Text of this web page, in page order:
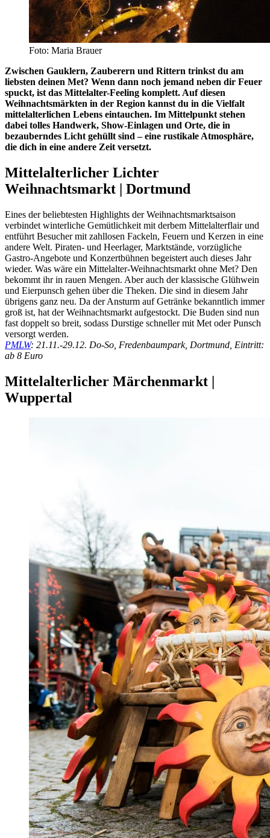
Foto: Maria Brauer
Zwischen Gauklern, Zauberern und Rittern trinkst du am
liebsten deinen Met? Wenn dann noch jemand neben dir Feuer
spuckt, ist das Mittelalter-Feeling komplett. Auf diesen
Weihnachtsmärkten in der Region kannst du in die Vielfalt
mittelalterlichen Lebens eintauchen. Im Mittelpunkt stehen
dabei tolles Handwerk, Show-Einlagen und Orte, die in
bezauberndes Licht gehüllt sind – eine rustikale Atmosphäre,
die dich in eine andere Zeit versetzt.
Mittelalterlicher Lichter
Weihnachtsmarkt | Dortmund
Eines der beliebtesten Highlights der Weihnachtsmarktsaison
verbindet winterliche Gemütlichkeit mit derbem Mittelalterflair und
entführt Besucher mit zahllosen Fackeln, Feuern und Kerzen in eine
andere Welt. Piraten- und Heerlager, Marktstände, vorzügliche
Gastro-Angebote und Konzertbühnen begeistert auch dieses Jahr
wieder. Was wäre ein Mittelalter-Weihnachtsmarkt ohne Met? Den
bekommt ihr in rauen Mengen. Aber auch der klassische Glühwein
und Eierpunsch gehen über die Theken. Die sind in diesem Jahr
übrigens ganz neu. Da der Ansturm auf Getränke bekanntlich immer
groß ist, hat der Weihnachtsmarkt aufgestockt. Die Buden sind nun
fast doppelt so breit, sodass Durstige schneller mit Met oder Punsch
versorgt werden.
PMLW: 21.11.-29.12. Do-So, Fredenbaumpark, Dortmund, Eintritt:
ab 8 Euro
Mittelalterlicher Märchenmarkt |
Wuppertal